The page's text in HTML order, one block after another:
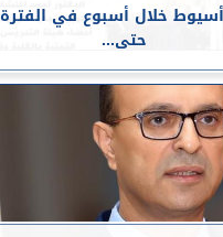
حتى...